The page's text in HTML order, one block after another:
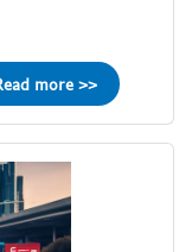
more >>